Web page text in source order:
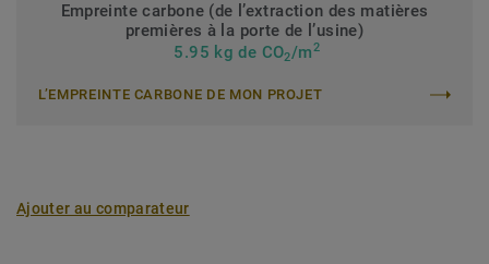
Empreinte carbone (de l’extraction des matières
premières à la porte de l’usine)
5.95 kg de CO2/m2
L’EMPREINTE CARBONE DE MON PROJET
Ajouter au comparateur